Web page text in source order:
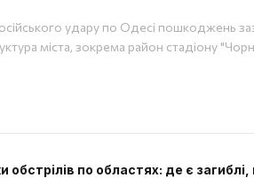
удару по Одесі пошкоджень
міста, зокрема район стадіону
обстрілів по областях: де є загиблі,